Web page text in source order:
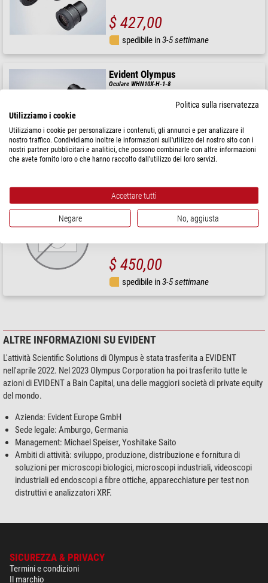
$ 427,00
spedibile in3-5 settimane
Evident Olympus
Oculare WHN10X-H-1-8
$ 560,00
spedibile in3-5 settimane
Evident Olympus
Oculare WHN10X-1-8
$ 450,00
spedibile in3-5 settimane
ALTRE INFORMAZIONI SU EVIDENT
L'attività Scientific Solutions di Olympus è stata trasferita a EVIDENT
nell'aprile 2022. Nel 2023 Olympus Corporation ha poi trasferito tutte le
azioni di EVIDENT a Bain Capital, una delle maggiori società di private equity
del mondo.
Azienda: Evident Europe GmbH
Sede legale: Amburgo, Germania
Management: Michael Speiser, Yoshitake Saito
Ambiti di attività: sviluppo, produzione, distribuzione e fornitura di
soluzioni per microscopi biologici, microscopi industriali, videoscopi
industriali ed endoscopi a fibre ottiche, apparecchiature per test non
distruttivi e analizzatori XRF.
SICUREZZA & PRIVACY
Termini e condizioni
Il marchio
Politica sulla riservatezza
Utilizziamo i cookie
Utilizziamo i cookie per personalizzare i contenuti, gli annunci e per analizzare il
nostro traffico. Condividiamo inoltre le informazioni sull'utilizzo del nostro sito con i
nostri partner pubblicitari e analitici, che possono combinarle con altre informazioni
che avete fornito loro o che hanno raccolto dall'utilizzo dei loro servizi.
Accettare tutti
Negare No, aggiusta